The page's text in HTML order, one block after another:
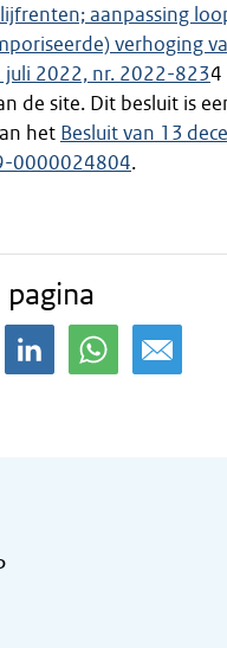
aanpassing
verhoging
juli 2022, nr. 2022-8234
de site. Dit besluit is
het Besluit van 13
0000024804.
pagina